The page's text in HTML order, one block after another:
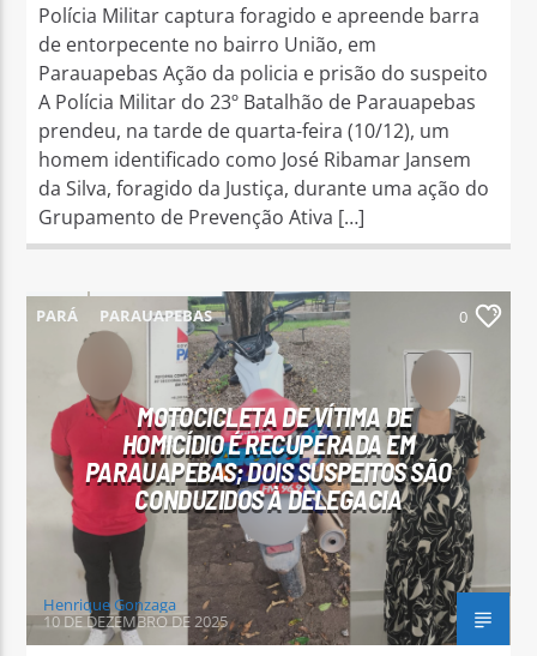
Polícia Militar captura foragido e apreende barra
de entorpecente no bairro União, em
Parauapebas Ação da policia e prisão do suspeito
A Polícia Militar do 23º Batalhão de Parauapebas
prendeu, na tarde de quarta-feira (10/12), um
homem identificado como José Ribamar Jansem
da Silva, foragido da Justiça, durante uma ação do
Grupamento de Prevenção Ativa […]
PARÁ PARAUAPEBAS 0
MOTOCICLETA DE VÍTIMA DE
HOMICÍDIO É RECUPERADA EM
PARAUAPEBAS; DOIS SUSPEITOS SÃO
CONDUZIDOS À DELEGACIA
Henrique Gonzaga
10 DE DEZEMBRO DE 2025